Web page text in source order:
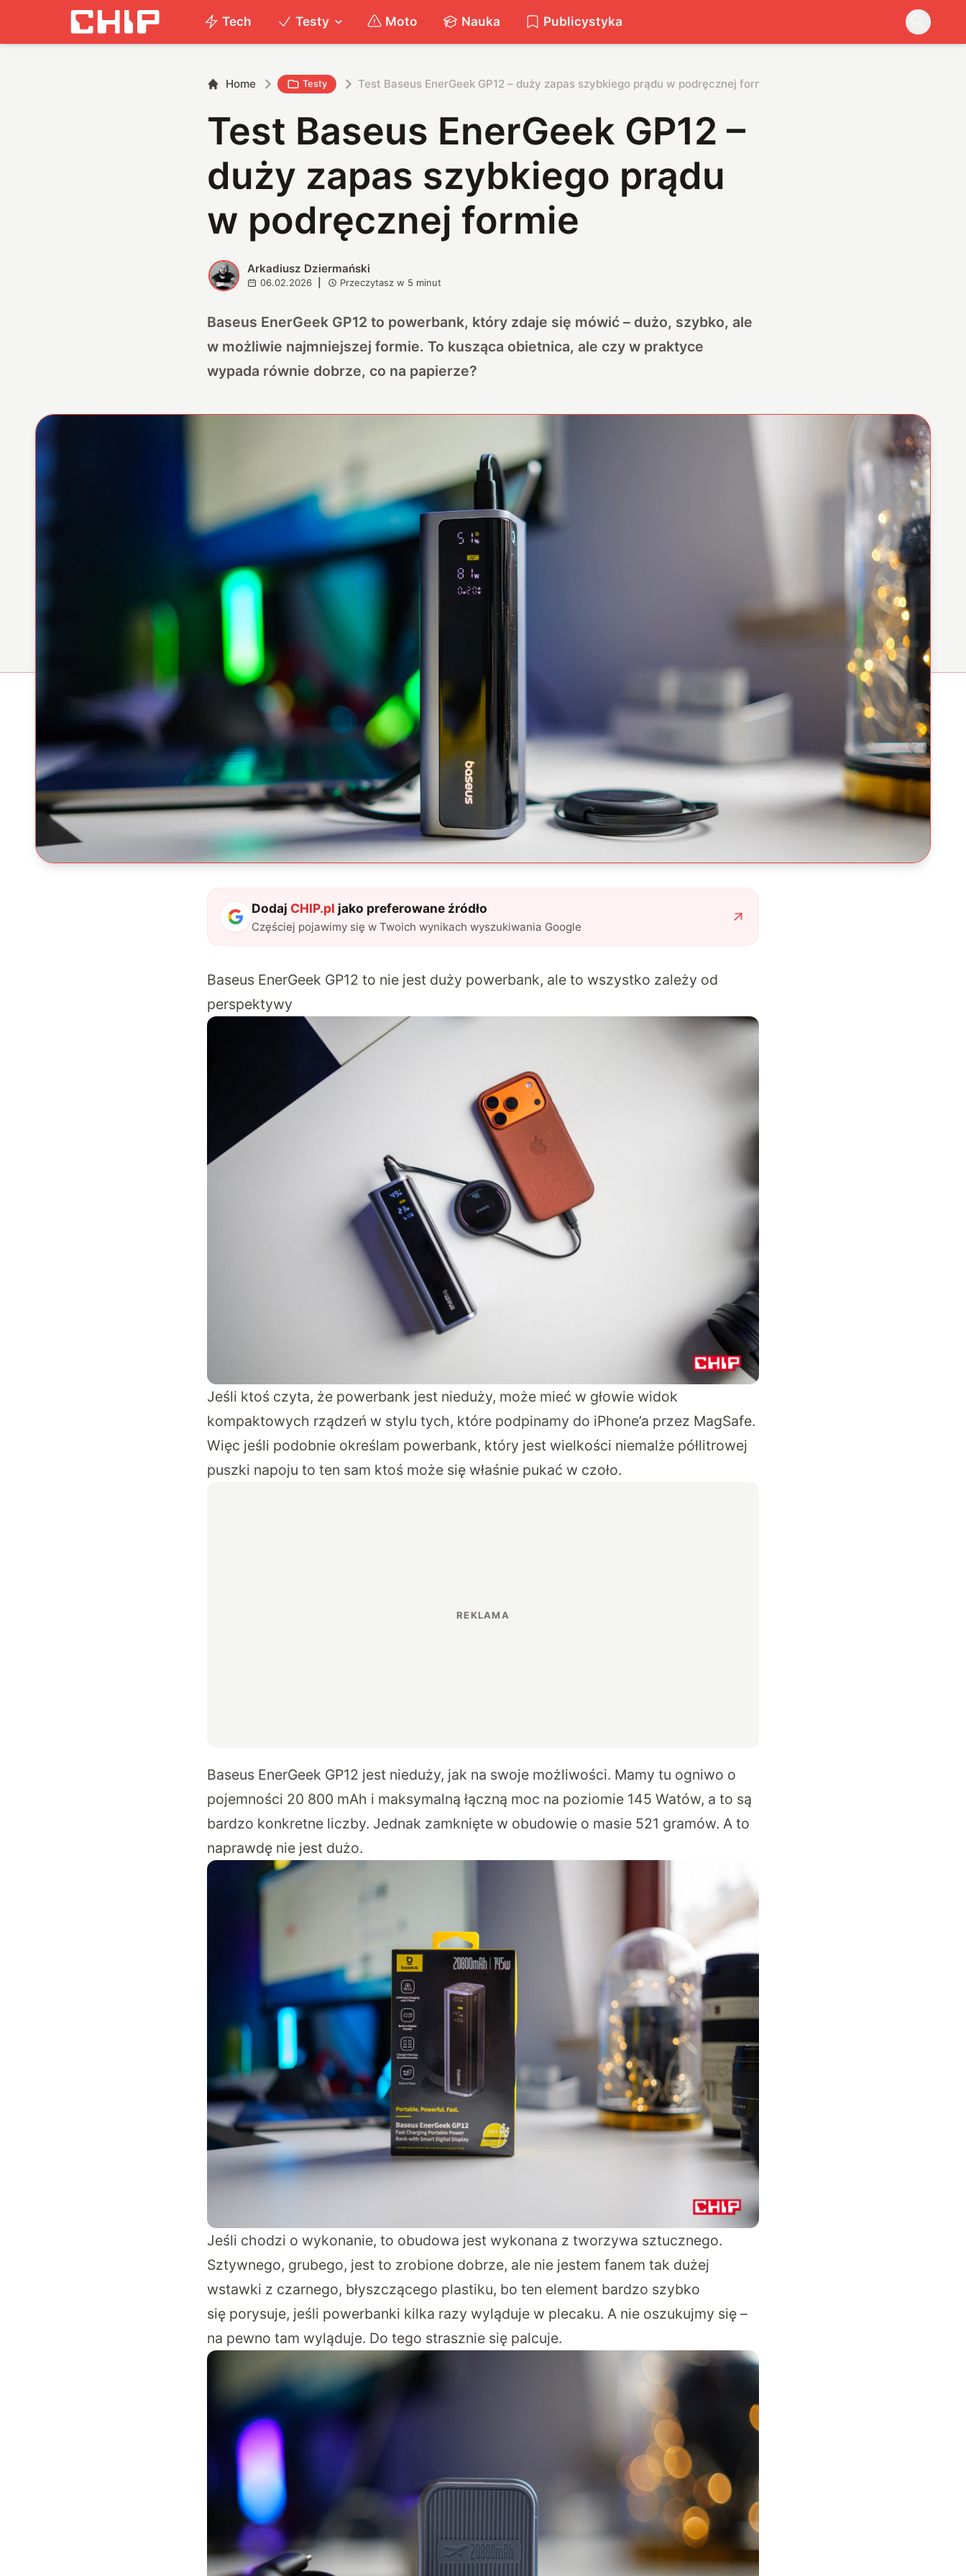
Tech Testy Moto Nauka Publicystyka
Home Testy Test Baseus EnerGeek GP12 – duży zapas szybkiego prądu w podręcznej formie
Test Baseus EnerGeek GP12 –
duży zapas szybkiego prądu
w podręcznej formie
A Arkadiusz Dziermański
06.02.2026 Przeczytasz w 5 minut
Baseus EnerGeek GP12 to powerbank, który zdaje się mówić – dużo, szybko, ale
w możliwie najmniejszej formie. To kusząca obietnica, ale czy w praktyce
wypada równie dobrze, co na papierze?
Dodaj CHIP.pl jako preferowane źródło
Częściej pojawimy się w Twoich wynikach wyszukiwania Google
Baseus EnerGeek GP12 to nie jest duży powerbank, ale to wszystko zależy od
perspektywy
Jeśli ktoś czyta, że powerbank jest nieduży, może mieć w głowie widok
kompaktowych rządzeń w stylu tych, które podpinamy do iPhone’a przez MagSafe.
Więc jeśli podobnie określam powerbank, który jest wielkości niemalże półlitrowej
puszki napoju to ten sam ktoś może się właśnie pukać w czoło.
Baseus EnerGeek GP12 jest nieduży, jak na swoje możliwości. Mamy tu ogniwo o
pojemności 20 800 mAh i maksymalną łączną moc na poziomie 145 Watów, a to są
bardzo konkretne liczby. Jednak zamknięte w obudowie o masie 521 gramów. A to
naprawdę nie jest dużo.
Jeśli chodzi o wykonanie, to obudowa jest wykonana z tworzywa sztucznego.
Sztywnego, grubego, jest to zrobione dobrze, ale nie jestem fanem tak dużej
wstawki z czarnego, błyszczącego plastiku, bo ten element bardzo szybko
się porysuje, jeśli powerbanki kilka razy wyląduje w plecaku. A nie oszukujmy się –
na pewno tam wyląduje. Do tego strasznie się palcuje.